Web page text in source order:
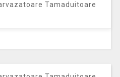
Tamaduitoare